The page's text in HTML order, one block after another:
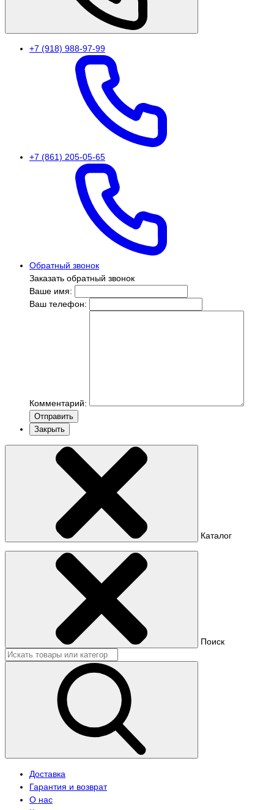
+7 (918) 988-97-99
+7 (861) 205-05-65
Обратный звонок
Заказать обратный звонок
Ваше имя:
Ваш телефон:
Комментарий:
Отправить
Закрыть
Каталог
Поиск
Доставка
Гарантия и возврат
О нас